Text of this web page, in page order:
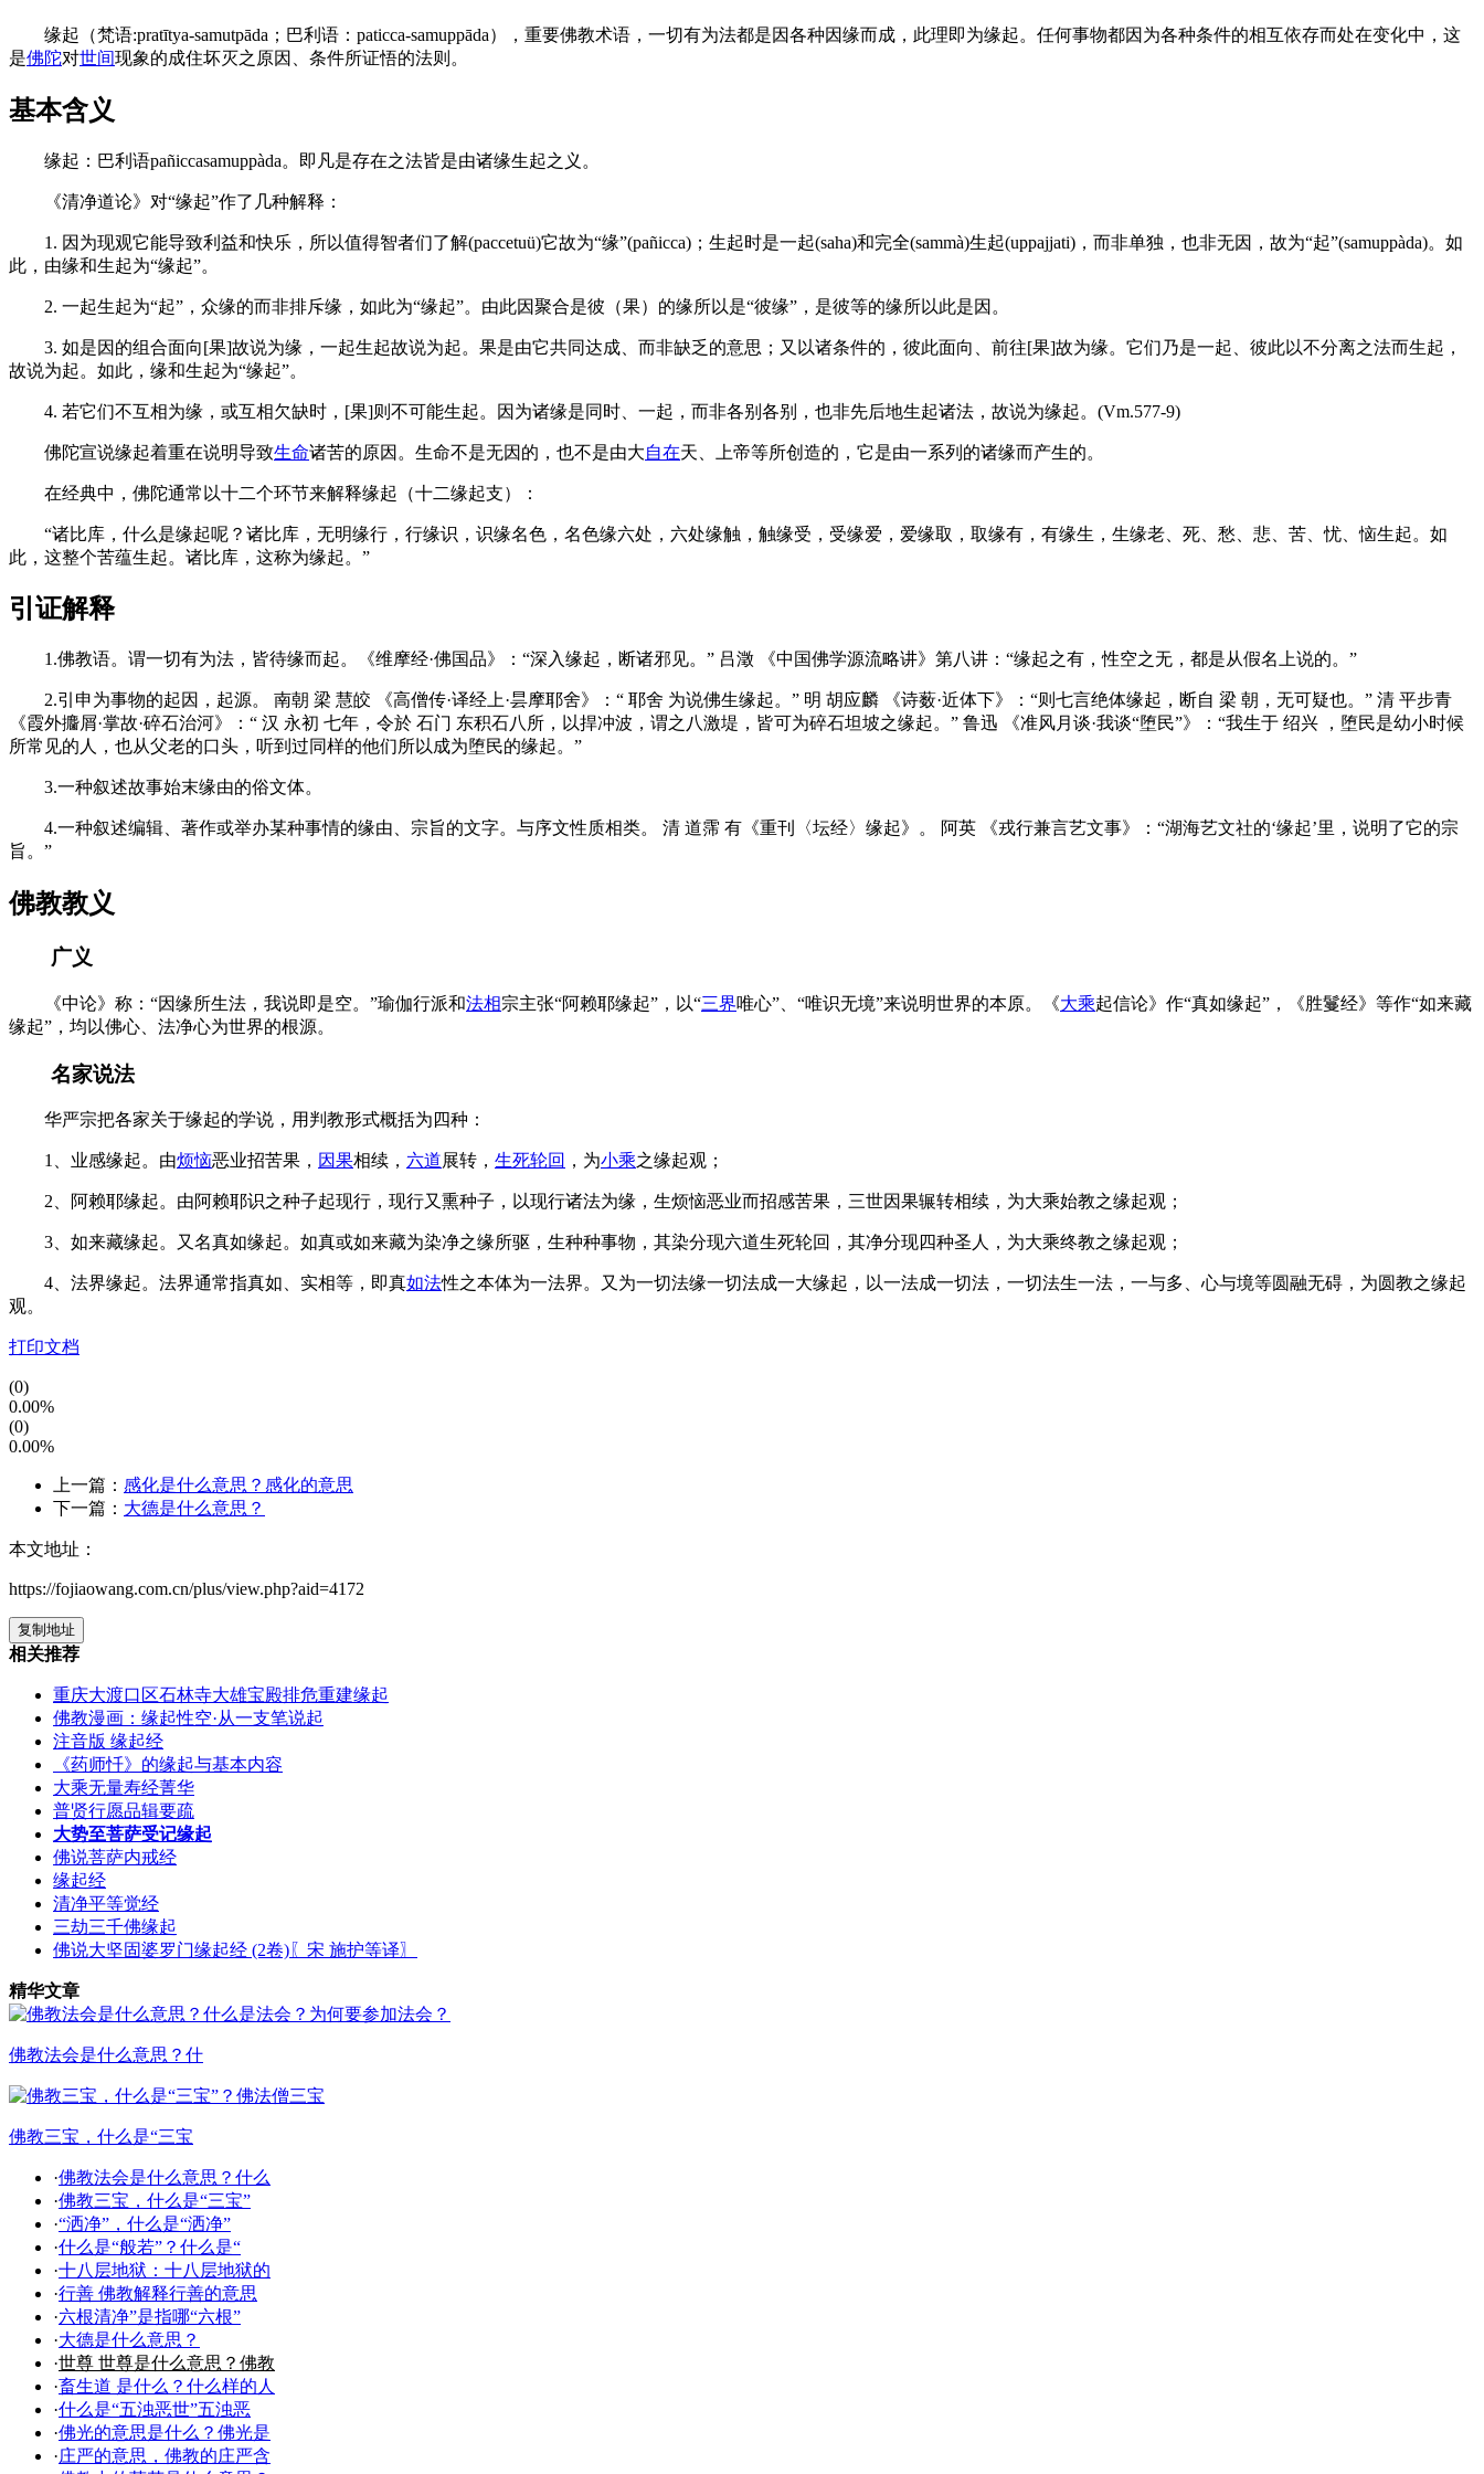
缘起（梵语:pratītya-samutpāda；巴利语：paticca-samuppāda），重要佛教术语，一切有为法都是因各种因缘而成，此理即为缘起。任何事物都因为各种条件的相互依存而处在变化中，这
是佛陀对世间现象的成住坏灭之原因、条件所证悟的法则。
基本含义
缘起：巴利语pañiccasamuppàda。即凡是存在之法皆是由诸缘生起之义。
《清净道论》对“缘起”作了几种解释：
1. 因为现观它能导致利益和快乐，所以值得智者们了解(paccetuü)它故为“缘”(pañicca)；生起时是一起(saha)和完全(sammà)生起(uppajjati)，而非单独，也非无因，故为“起”(samuppàda)。如
此，由缘和生起为“缘起”。
2. 一起生起为“起”，众缘的而非排斥缘，如此为“缘起”。由此因聚合是彼（果）的缘所以是“彼缘”，是彼等的缘所以此是因。
3. 如是因的组合面向[果]故说为缘，一起生起故说为起。果是由它共同达成、而非缺乏的意思；又以诸条件的，彼此面向、前往[果]故为缘。它们乃是一起、彼此以不分离之法而生起，
故说为起。如此，缘和生起为“缘起”。
4. 若它们不互相为缘，或互相欠缺时，[果]则不可能生起。因为诸缘是同时、一起，而非各别各别，也非先后地生起诸法，故说为缘起。(Vm.577-9)
佛陀宣说缘起着重在说明导致生命诸苦的原因。生命不是无因的，也不是由大自在天、上帝等所创造的，它是由一系列的诸缘而产生的。
在经典中，佛陀通常以十二个环节来解释缘起（十二缘起支）：
“诸比库，什么是缘起呢？诸比库，无明缘行，行缘识，识缘名色，名色缘六处，六处缘触，触缘受，受缘爱，爱缘取，取缘有，有缘生，生缘老、死、愁、悲、苦、忧、恼生起。如
此，这整个苦蕴生起。诸比库，这称为缘起。”
引证解释
1.佛教语。谓一切有为法，皆待缘而起。《维摩经·佛国品》：“深入缘起，断诸邪见。” 吕澂 《中国佛学源流略讲》第八讲：“缘起之有，性空之无，都是从假名上说的。”
2.引申为事物的起因，起源。 南朝 梁 慧皎 《高僧传·译经上·昙摩耶舍》：“ 耶舍 为说佛生缘起。” 明 胡应麟 《诗薮·近体下》：“则七言绝体缘起，断自 梁 朝，无可疑也。” 清 平步青
《霞外攟屑·掌故·碎石治河》：“ 汉 永初 七年，令於 石门 东积石八所，以捍冲波，谓之八激堤，皆可为碎石坦坡之缘起。” 鲁迅 《准风月谈·我谈“堕民”》：“我生于 绍兴 ，堕民是幼小时候
所常见的人，也从父老的口头，听到过同样的他们所以成为堕民的缘起。”
3.一种叙述故事始末缘由的俗文体。
4.一种叙述编辑、著作或举办某种事情的缘由、宗旨的文字。与序文性质相类。 清 道霈 有《重刊〈坛经〉缘起》。 阿英 《戎行兼言艺文事》：“湖海艺文社的‘缘起’里，说明了它的宗
旨。”
佛教教义
广义
《中论》称：“因缘所生法，我说即是空。”瑜伽行派和法相宗主张“阿赖耶缘起”，以“三界唯心”、“唯识无境”来说明世界的本原。《大乘起信论》作“真如缘起”，《胜鬘经》等作“如来藏
缘起”，均以佛心、法净心为世界的根源。
名家说法
华严宗把各家关于缘起的学说，用判教形式概括为四种：
1、业感缘起。由烦恼恶业招苦果， 因果相续， 六道展转， 生死轮回 ，为小乘之缘起观；
2、阿赖耶缘起。由阿赖耶识之种子起现行，现行又熏种子，以现行诸法为缘，生烦恼恶业而招感苦果，三世因果辗转相续，为大乘始教之缘起观；
3、如来藏缘起。又名真如缘起。如真或如来藏为染净之缘所驱，生种种事物，其染分现六道生死轮回，其净分现四种圣人，为大乘终教之缘起观；
4、法界缘起。法界通常指真如、实相等，即真如法性之本体为一法界。又为一切法缘一切法成一大缘起，以一法成一切法，一切法生一法，一与多、心与境等圆融无碍，为圆教之缘起
观。
打印文档
(0)
0.00%
(0)
0.00%
上一篇： 感化是什么意思？感化的意思
下一篇： 大德是什么意思？
本文地址：
https://fojiaowang.com.cn/plus/view.php?aid=4172
复制地址
相关推荐
重庆大渡口区石林寺大雄宝殿排危重建缘起
佛教漫画：缘起性空·从一支笔说起
注音版 缘起经
《药师忏》的缘起与基本内容
大乘无量寿经菁华
普贤行愿品辑要疏
大势至菩萨受记缘起
佛说菩萨内戒经
缘起经
清净平等觉经
三劫三千佛缘起
佛说大坚固婆罗门缘起经 (2卷)〖宋 施护等译〗
精华文章
佛教法会是什么意思？什
佛教三宝，什么是“三宝
·佛教法会是什么意思？什么
·佛教三宝，什么是“三宝”
·“洒净”，什么是“洒净”
·什么是“般若”？什么是“
·十八层地狱：十八层地狱的
·行善 佛教解释行善的意思
·六根清净”是指哪“六根”
·大德是什么意思？
·世尊 世尊是什么意思？佛教
·畜生道 是什么？什么样的人
·什么是“五浊恶世”五浊恶
·佛光的意思是什么？佛光是
·庄严的意思，佛教的庄严含